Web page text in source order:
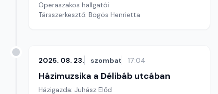
Operaszakos hallgatói
Társszerkesztő: Bögös Henrietta
2025. 08. 23. szombat 17:04
Házimuzsika a Délibáb utcában
Házigazda: Juhász Előd